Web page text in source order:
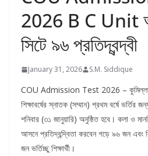
2026 B C Unit
সিটে ৯৬ প্রতিদ্বন্দ্বী
January 31, 2026 S.M. Siddique
COU Admission Test 2026 – কুমিল্লা
শিক্ষাবর্ষের স্নাতক (সম্মান) প্রথম বর্ষে ভর্তির
শনিবার (৩১ জানুয়ারি) অনুষ্ঠিত হবে। কলা ও
আসনে প্রতিদ্বন্দ্বিতা করবেন গড়ে ৯৬ জন এবং
জন ভর্তিচ্ছু শিক্ষার্থী।